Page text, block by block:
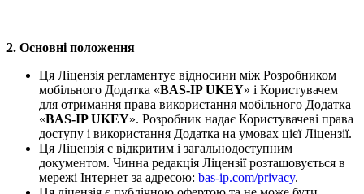
2. Основні положення
Ця Ліцензія регламентує відносини між Розробником
мобільного Додатка «BAS-IPUKEY» і Користувачем
для отримання права використання мобільного Додатка
«BAS-IPUKEY». Розробник надає Користувачеві права
доступу і використання Додатка на умовах цієї Ліцензії.
Ця Ліцензія є відкритим і загальнодоступним
документом. Чинна редакція Ліцензії розташовується в
мережі Інтернет за адресою: bas-ip.com/privacy.